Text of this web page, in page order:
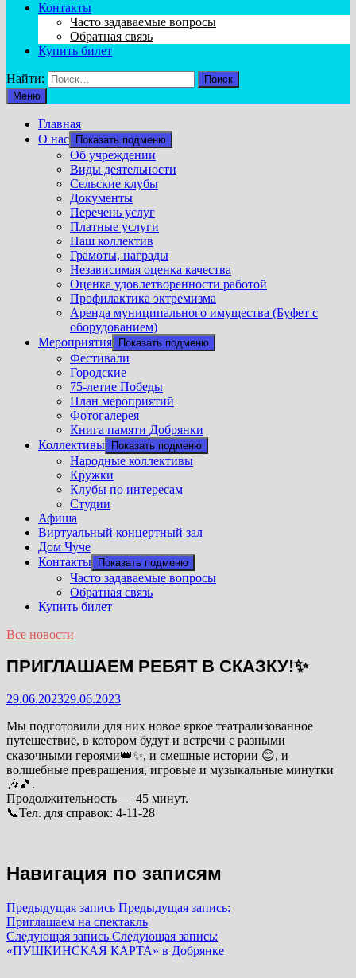
Контакты
Часто задаваемые вопросы
Обратная связь
Купить билет
Найти:
Меню
Главная
О нас
Показать подменю
Об учреждении
Виды деятельности
Сельские клубы
Документы
Перечень услуг
Платные услуги
Наш коллектив
Грамоты, награды
Независимая оценка качества
Оценка удовлетворенности работой
Профилактика эктремизма
Аренда муниципального имущества (Буфет с
оборудованием)
Мероприятия
Показать подменю
Фестивали
Городские
75-летие Победы
План мероприятий
Фотогалерея
Книга памяти Добрянки
Коллективы
Показать подменю
Народные коллективы
Кружки
Клубы по интересам
Студии
Афиша
Виртуальный концертный зал
Дом Чуче
Контакты
Показать подменю
Часто задаваемые вопросы
Обратная связь
Купить билет
Все новости
ПРИГЛАШАЕМ РЕБЯТ В СКАЗКУ!✨
29.06.202329.06.2023
Мы подготовили для них новое яркое театрализованное
путешествие, в котором будут и встречи с разными
сказочными героями👑✨, и смешные истории 😊, и
волшебные превращения, игровые и музыкальные минутки
🎶🎵.
Продолжительность — 45 минут.
📞Тел. для справок: 4-11-28
Навигация по записям
Предыдущая запись Предыдущая запись:
Приглашаем на спектакль
Следующая запись Следующая запись:
«ПУШКИНСКАЯ КАРТА» в Добрянке